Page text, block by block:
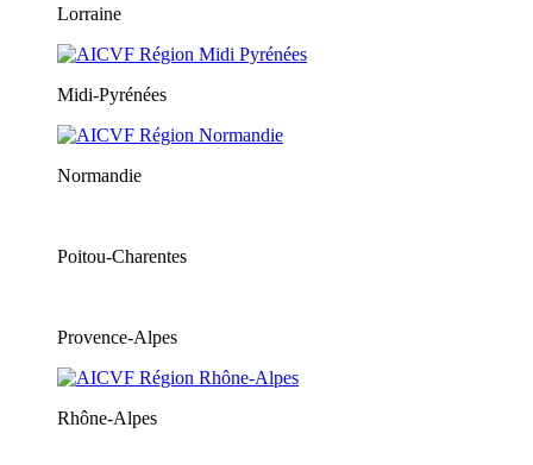
Lorraine
Midi-Pyrénées
Normandie
Poitou-Charentes
Provence-Alpes
Rhône-Alpes